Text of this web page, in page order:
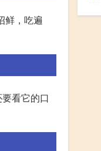
鲜，吃遍
看它的口